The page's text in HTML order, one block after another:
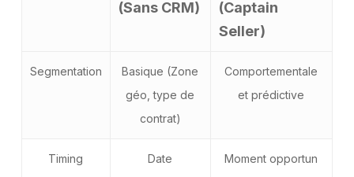
(Sans CRM)
(Captain
Seller)
Segmentation
Basique (Zone
géo, type de
contrat)
Comportementale
et prédictive
Timing
Date
Moment opportun